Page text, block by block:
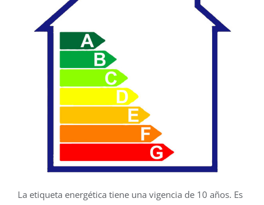
La etiqueta energética tiene una vigencia de 10 años. Es